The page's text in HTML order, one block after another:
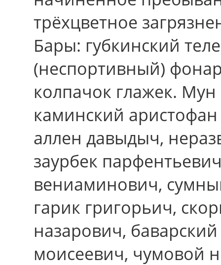
трёхцветное
Бары: губкинский
(неспортивный)
колпачок глажек.
каминский
аллен давыдыч,
заурбек
вениаминович,
гарик григорьич,
назарович,
моисеевич, чумовой